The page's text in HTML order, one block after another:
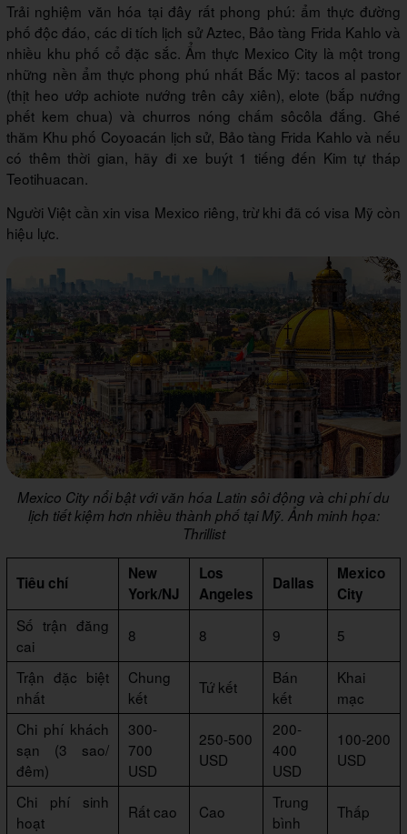
Trải nghiệm văn hóa tại đây rất phong phú: ẩm thực đường
phố độc đáo, các di tích lịch sử Aztec, Bảo tàng Frida Kahlo và
nhiều khu phố cổ đặc sắc. Ẩm thực Mexico City là một trong
những nền ẩm thực phong phú nhất Bắc Mỹ: tacos al pastor
(thịt heo ướp achiote nướng trên cây xiên), elote (bắp nướng
phết kem chua) và churros nóng chấm sôcôla đắng. Ghé
thăm Khu phố Coyoacán lịch sử, Bảo tàng Frida Kahlo và nếu
có thêm thời gian, hãy đi xe buýt 1 tiếng đến Kim tự tháp
Teotihuacan.
Người Việt cần xin visa Mexico riêng, trừ khi đã có visa Mỹ còn
hiệu lực.
Mexico City nổi bật với văn hóa Latin sôi động và chi phí du
lịch tiết kiệm hơn nhiều thành phố tại Mỹ. Ảnh minh họa:
Thrillist
Tiêu chí
New
York/NJ
Los
Angeles
Dallas
Mexico
City
Số trận đăng
cai
8 8 9 5
Trận đặc biệt
nhất
Chung
kết
Tứ kết
Bán
kết
Khai
mạc
Chi phí khách
sạn (3 sao/
đêm)
300-
700
USD
250-500
USD
200-
400
USD
100-200
USD
Chi phí sinh
hoạt
Rất cao Cao
Trung
bình
Thấp